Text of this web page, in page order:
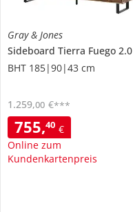
Gray & Jones
Sideboard Tierra Fuego 2.0
BHT 185|90|43 cm
755,40 €
Online zum
Kundenkartenpreis
1.259,00 €***